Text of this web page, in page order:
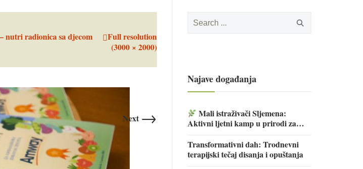
nutri radionica sa djecom
Full resolution
(3000 × 2000)
Next →
for:
Najave događanja
Mali istraživači Sljemena:
Aktivni ljetni kamp u prirodi za
Transformativni dah: Trodnevni
terapijski tečaj disanja i opuštanja